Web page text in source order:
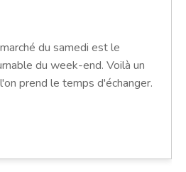
du samedi est le
du week-end. Voilà un
prend le temps d'échanger.